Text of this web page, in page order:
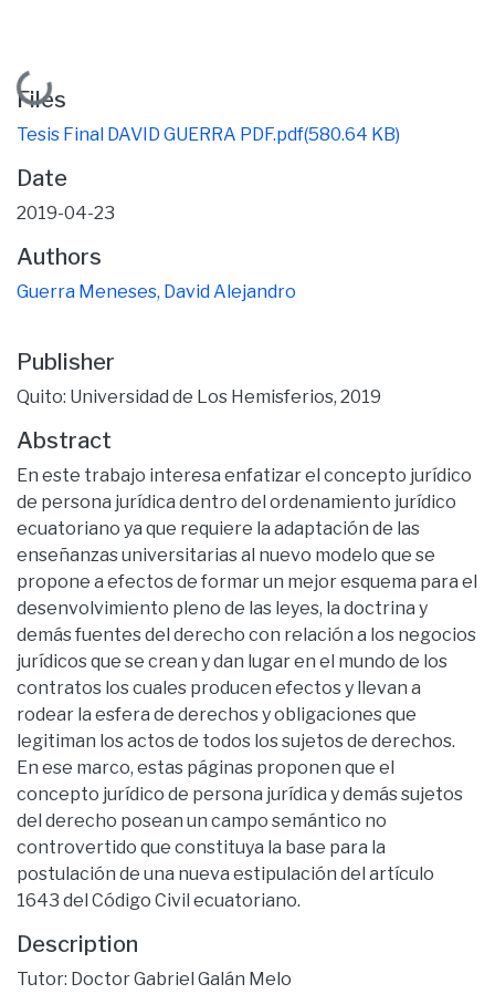
Loading...
Files
Tesis Final DAVID GUERRA PDF.pdf(580.64 KB)
Date
2019-04-23
Authors
Guerra Meneses, David Alejandro
Publisher
Quito: Universidad de Los Hemisferios, 2019
Abstract
En este trabajo interesa enfatizar el concepto jurídico
de persona jurídica dentro del ordenamiento jurídico
ecuatoriano ya que requiere la adaptación de las
enseñanzas universitarias al nuevo modelo que se
propone a efectos de formar un mejor esquema para el
desenvolvimiento pleno de las leyes, la doctrina y
demás fuentes del derecho con relación a los negocios
jurídicos que se crean y dan lugar en el mundo de los
contratos los cuales producen efectos y llevan a
rodear la esfera de derechos y obligaciones que
legitiman los actos de todos los sujetos de derechos.
En ese marco, estas páginas proponen que el
concepto jurídico de persona jurídica y demás sujetos
del derecho posean un campo semántico no
controvertido que constituya la base para la
postulación de una nueva estipulación del artículo
1643 del Código Civil ecuatoriano.
Description
Tutor: Doctor Gabriel Galán Melo